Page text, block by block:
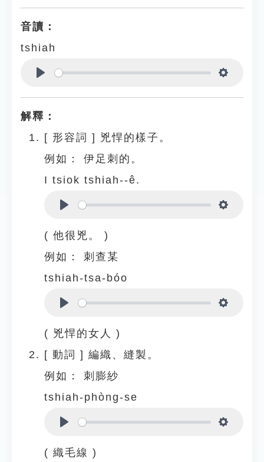
音讀：
tshiah
解釋：
[ 形容詞 ] 兇悍的樣子。
例如：
伊足刺的。
I tsiok tshiah--ê.
( 他很兇。 )
例如：
刺查某
tshiah-tsa-bóo
( 兇悍的女人 )
[ 動詞 ] 編織、縫製。
例如：
刺膨紗
tshiah-phòng-se
( 織毛線 )